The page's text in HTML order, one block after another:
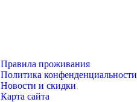
Правила проживания
Политика конфенденциальности
Новости и скидки
Карта сайта